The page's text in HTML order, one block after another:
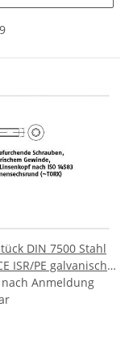
DIN 7500 Stahl
ISR/PE galvanisch
Gewindefurchende
ISR metr.
nach Anmeldung